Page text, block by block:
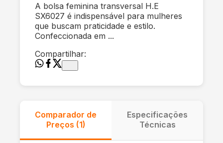
A bolsa feminina transversal H.E
SX6027 é indispensável para mulheres
que buscam praticidade e estilo.
Confeccionada em ...
Compartilhar:
Comparador de
Preços (1)
Especificações
Técnicas